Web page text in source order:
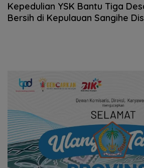
Kepedulian YSK Bantu Tiga
Bersih di Kepulauan Sangihe